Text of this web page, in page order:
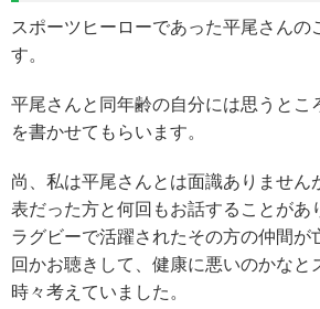
スポーツヒーローであった平尾さんの
す。
平尾さんと同年齢の自分には思うとこ
を書かせてもらいます。
尚、私は平尾さんとは面識ありません
表だった方と何回もお話することがあ
ラグビーで活躍されたその方の仲間が
回かお聴きして、健康に悪いのかなと
時々考えていました。